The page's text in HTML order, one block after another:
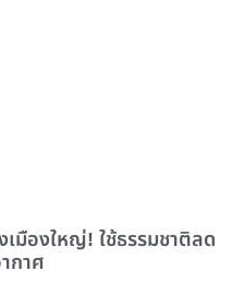
เมืองใหญ่! ใช้ธรรมชาติลด
กาศ